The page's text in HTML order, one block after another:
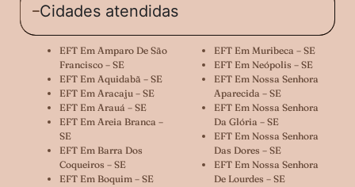
Cidades atendidas
EFT Em Amparo De São
Francisco – SE
EFT Em Aquidabã – SE
EFT Em Aracaju – SE
EFT Em Arauá – SE
EFT Em Areia Branca –
SE
EFT Em Barra Dos
Coqueiros – SE
EFT Em Boquim – SE
EFT Em Muribeca – SE
EFT Em Neópolis – SE
EFT Em Nossa Senhora
Aparecida – SE
EFT Em Nossa Senhora
Da Glória – SE
EFT Em Nossa Senhora
Das Dores – SE
EFT Em Nossa Senhora
De Lourdes – SE